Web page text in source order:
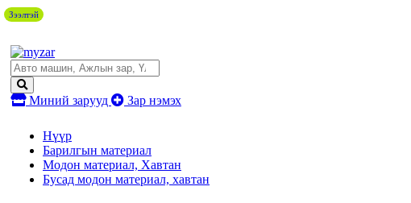
Миний зарууд Зар нэмэх
Нүүр
Барилгын материал
Модон материал, Хавтан
Бусад модон материал, хавтан
Зээлтэй